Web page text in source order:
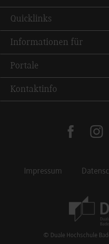
Quicklinks
Informationen für
Portale
Kontaktinfo
facebook
Impressum
© Duale Hochschule